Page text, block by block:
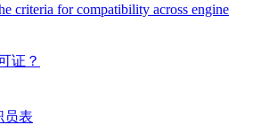
criteria for compatibility across engine
证？
员表